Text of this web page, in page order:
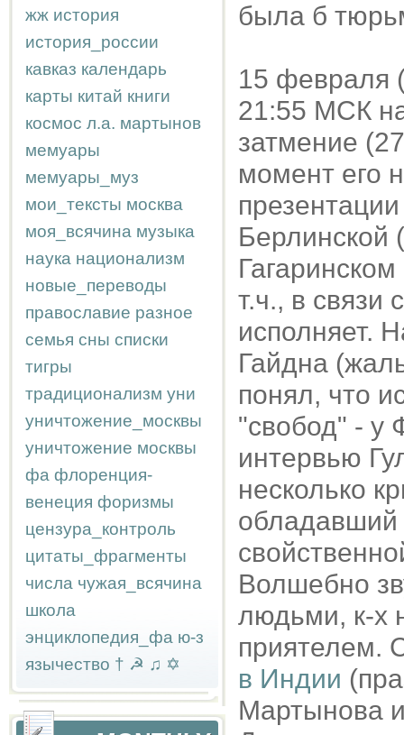
жж история
история_россии
кавказ календарь
карты китай книги
космос л.а. мартынов
мемуары
мемуары_муз
мои_тексты москва
моя_всячина музыка
наука национализм
новые_переводы
православие разное
семья сны списки
тигры
традиционализм уни
уничтожение_москвы
уничтожение москвы
фа флоренция-
венеция форизмы
цензура_контроль
цитаты_фрагменты
числа чужая_всячина
школа
энциклопедия_фа ю-з
язычество † ☭ ♫ ✡
была б
15 февраля
21:55 МСК
затмение
момент его
Берлинской
т.ч., в связи
исполняет.
Гайдна
понял, что
"свобод" - у
интервью
несколько
обладавший
Волшебно
людьми, к-х
приятелем.
в Индии
Мартынова